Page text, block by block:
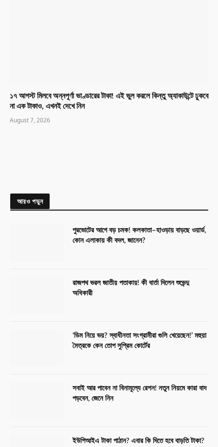
১৭ আগস্ট মিলবে অন্নপূর্ণা ভাণ্ডারের টাকা! এই ভুল করলে কিন্তু অ্যাকাউন্টে ঢুকবে
না এক টাকাও, এখনই দেখে নিন
August 7, 2026
আরও পড়ুন
পুরভোটের আগে বড় চমক! কলকাতা–হাওড়ায় বাড়ছে ওয়ার্ড,
কোন এলাকায় কী বদল, জানেন?
রাজপথ ভরল জাতীয় পতাকায়! কী বার্তা দিলেন শুভেন্দু
অধিকারী
‘ডিম নিয়ে ভয়? স্বাধীনতা সংগ্রামীরা গুলি খেয়েছেন!’ মহুয়া
মৈত্রকে কেন তোপ সুপ্রিম কোর্টের
সবাই আর পাবেন না বিনামূল্যে রেশন! নতুন নিয়মে কারা বাদ
পড়বেন, জেনে নিন
ইউপিআইএ টাকা পাঠান? এবার কি দিতে হবে বাড়তি টাকা?